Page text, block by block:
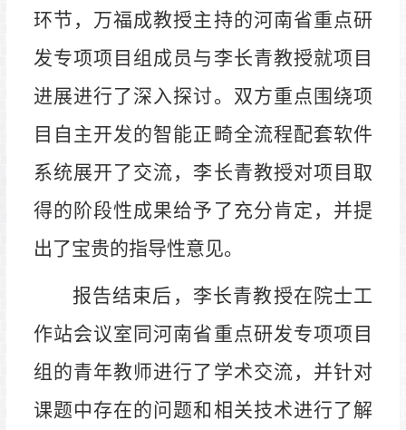
环节，万福成教授主持的河南省重点研
发专项项目组成员与李长青教授就项目
进展进行了深入探讨。双方重点围绕项
目自主开发的智能正畸全流程配套软件
系统展开了交流，李长青教授对项目取
得的阶段性成果给予了充分肯定，并提
出了宝贵的指导性意见。
报告结束后，李长青教授在院士工
作站会议室同河南省重点研发专项项目
组的青年教师进行了学术交流，并针对
课题中存在的问题和相关技术进行了解